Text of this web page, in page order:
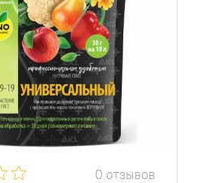
0 отзывов